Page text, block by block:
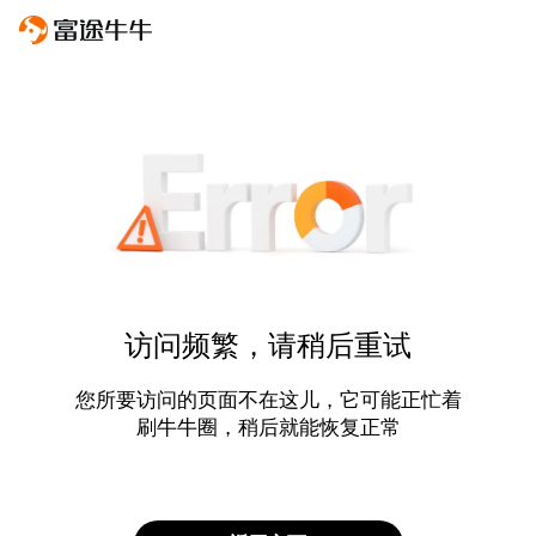
访问频繁，请稍后重试
您所要访问的页面不在这儿，它可能正忙着
刷牛牛圈，稍后就能恢复正常